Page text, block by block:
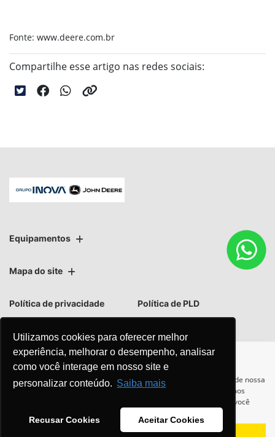
Utilizamos cookies para oferecer melhor
experiência, melhorar o desempenho, analisar
como você interage em nosso site e
personalizar conteúdo. Saiba mais
Recusar Cookies Aceitar Cookies
Fonte: www.deere.com.br
Compartilhe esse artigo nas redes sociais:
Equipamentos
Mapa do site
Política de privacidade Política de PLD
No trânsito, enxergar o outro
Para otimizar sua experiência durante a navegação, fazemos uso de nossa
política de cookies e para proteger seus dados pessoais respeitamos
. Ao seguir com a navegação e visita você
Recusar